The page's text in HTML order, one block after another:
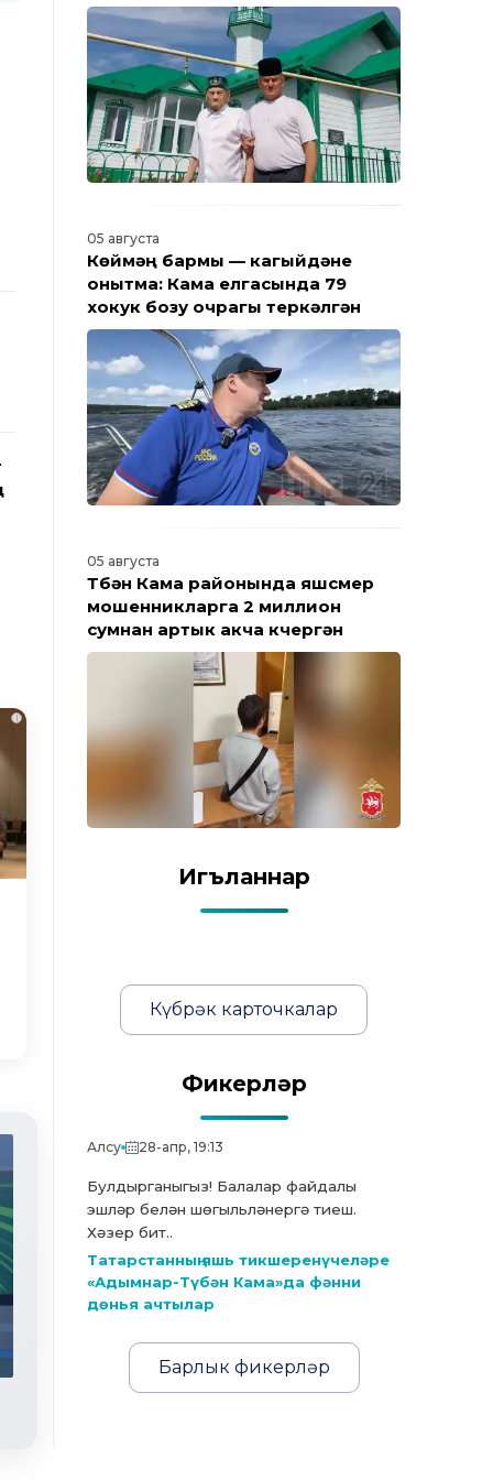
i
Барлык яңалыклар
05 августа
Көймәң бармы — кагыйдәне
онытма: Кама елгасында 79
хокук бозу очрагы теркәлгән
05 августа
Түбән Кама районында яшүсмер
мошенникларга 2 миллион
сумнан артык акча күчергән
Игъланнар
Күбрәк карточкалар
Фикерләр
Алсу 28-апр, 19:13
Булдырганыгыз! Балалар файдалы
эшләр белән шөгыльләнергә тиеш.
Хәзер бит..
Татарстанның яшь тикшеренүчеләре
«Адымнар-Түбән Кама»да фәнни
дөнья ачтылар
Барлык фикерләр